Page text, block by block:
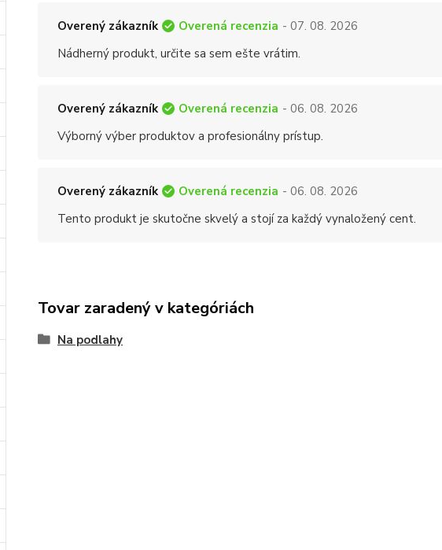
Overený zákazník Overená recenzia - 07. 08. 2026
Nádherný produkt, určite sa sem ešte vrátim.
Overený zákazník Overená recenzia - 06. 08. 2026
Výborný výber produktov a profesionálny prístup.
Overený zákazník Overená recenzia - 06. 08. 2026
Tento produkt je skutočne skvelý a stojí za každý vynaložený cent.
Tovar zaradený v kategóriách
Na podlahy